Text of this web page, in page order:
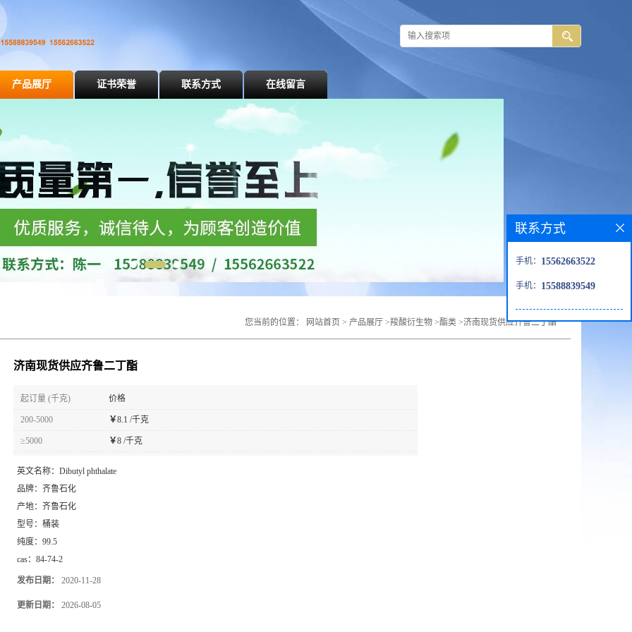
产品展厅 证书荣誉 联系方式 在线留言
您当前的位置： 网站首页 > 产品展厅 >羧酸衍生物 >酯类 >济南现货供应齐鲁二丁酯
济南现货供应齐鲁二丁酯
起订量 (千克) 价格
200-5000 ￥8.1 /千克
≥5000 ￥8 /千克
英文名称： Dibutyl phthalate
品牌： 齐鲁石化
产地： 齐鲁石化
型号： 桶装
纯度： 99.5
cas： 84-74-2
发布日期： 2020-11-28
更新日期： 2026-08-05
联系方式
手机： 15562663522
手机： 15588839549